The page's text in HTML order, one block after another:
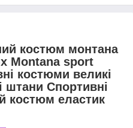
костюм монтана
х Montana sport
костюми великі
штани Спортивні
костюм еластик